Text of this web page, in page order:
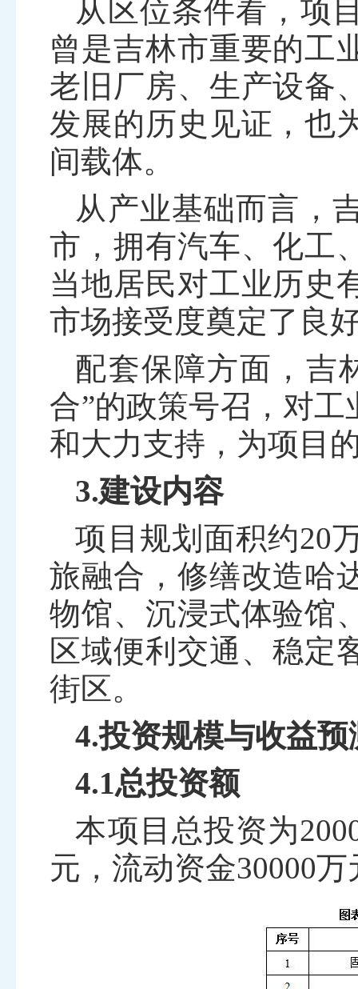
从区位条件看，项
曾是吉林市重要的工
老旧厂房、生产设备
发展的历史见证，也
间载体。
从产业基础而言，
市，拥有汽车、化工
当地居民对工业历史
市场接受度奠定了良
配套保障方面，吉
合”的政策号召，对
和大力支持，为项目
3.建设内容
项目规划面积约20
旅融合，修缮改造哈
物馆、沉浸式体验馆
区域便利交通、稳定
街区。
4.投资规模与收益预
4.1总投资额
本项目总投资为
元，流动资金30000万